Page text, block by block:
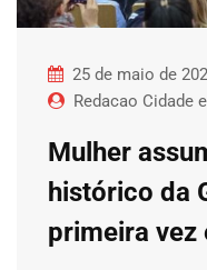
25 de maio de
Redacao Cidade
Mulher
histórico da
primeira vez